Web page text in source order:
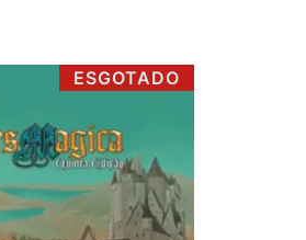
ESGOTADO